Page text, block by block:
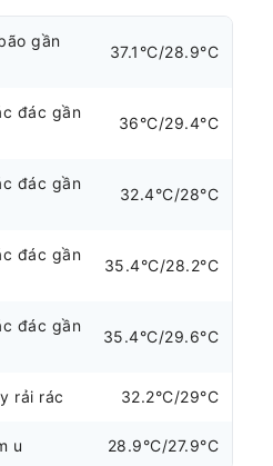
gần
37.1°C/28.9°C
đác gần
36°C/29.4°C
đác gần
32.4°C/28°C
đác gần
35.4°C/28.2°C
đác gần
35.4°C/29.6°C
rải rác 32.2°C/29°C
u 28.9°C/27.9°C